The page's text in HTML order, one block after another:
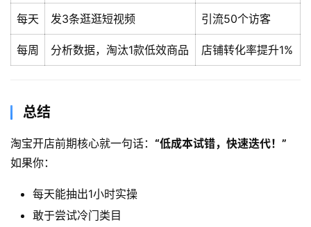
​每天 发3条逛逛短视频 引流50个访客
​每周 分析数据，淘汰1款低效商品 店铺转化率提升1%
​总结
淘宝开店前期核心就一句话：​ ​“低成本试错，快速迭代！”​
如果你：
每天能抽出1小时实操
敢于尝试冷门类目